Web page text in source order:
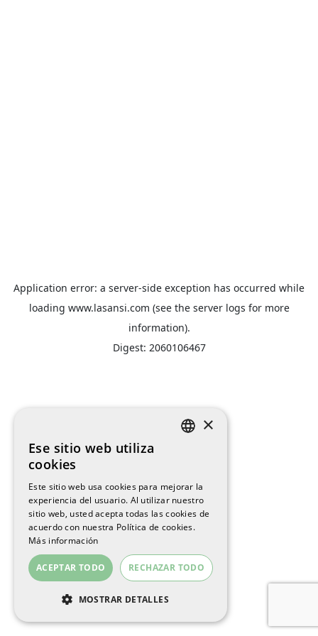
Application error: a server-side exception has occurred while
loading www.lasansi.com (see the server logs for more
information).
Digest: 2060106467
CATALAN
×
Ese sitio web utiliza
cookies
Este sitio web usa cookies para mejorar la
experiencia del usuario. Al utilizar nuestro
sitio web, usted acepta todas las cookies de
acuerdo con nuestra Política de cookies.
Más información
ACEPTAR TODO RECHAZAR TODO
MOSTRAR DETALLES
COOKIES ESTRICTAMENTE